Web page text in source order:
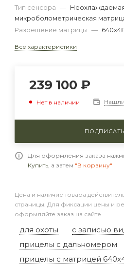
Тип сенсора —
микроболометрическая
Разрешение матрицы —
Все характеристики
239 100 ₽
Нет в наличии
Для оформления заказа
Купить, а затем "В корзину"
Цена и наличие товара
страницы. Для фиксации цены и
оформляйте заказ на сайте.
для охоты
с записью
прицелы с дальномером
прицелы с матрицей